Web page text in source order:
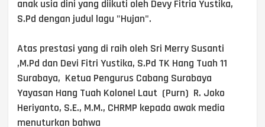
anak usia dini yang diikuti oleh Devy Fitria Yustika,
S.Pd dengan judul lagu "Hujan".
Atas prestasi yang di raih oleh Sri Merry Susanti
,M.Pd dan Devi Fitri Yustika, S.Pd TK Hang Tuah 11
Surabaya, Ketua Pengurus Cabang Surabaya
Yayasan Hang Tuah Kolonel Laut (Purn) R. Joko
Heriyanto, S.E., M.M., CHRMP kepada awak media
menuturkan bahwa